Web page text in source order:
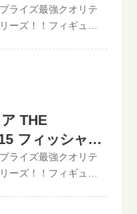
格の振込手数料など
に具体的な金額が分か
定が可能です。とい
報
この他
取価格はコチラから↓
宅配キット申し込み
いまるから送料無料
ルに商品を詰めて、
お売りになりたいも
、日本全国どこから
格の振込手数料など
に具体的な金額が分か
ライズ最強クオリテ
ーズ！！フィギュア
各買取価格表の更新
依頼頂いた買取査定
致しますのでご安心
ュア THE
現在の買取価格は500
この他のワ
格はコチラから↓その
THE
フィッシャ
ライズ最強クオリテ
ーズ！！フィギュア